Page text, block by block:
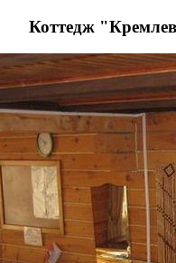
Коттедж